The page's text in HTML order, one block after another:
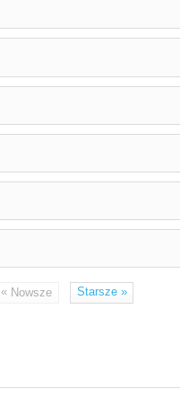
« Nowsze Starsze»